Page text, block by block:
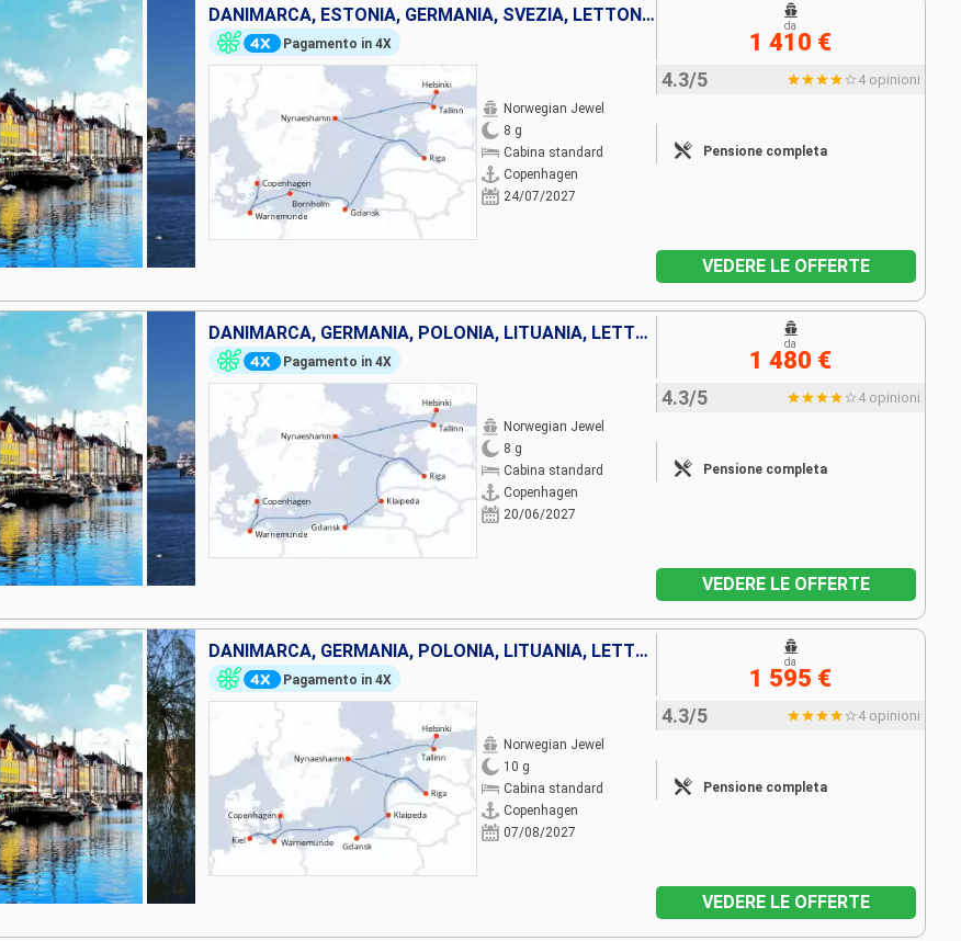
DANIMARCA, ESTONIA, GERMANIA, SVEZIA, LETTONIA, FINLANDIA, POLONIA
Pagamento in 4X
Norwegian Jewel
8 g
Cabina standard
Copenhagen
24/07/2027
4.3/5 4 opinioni
Pensione completa
da
1 410 €
VEDERE LE OFFERTE
DANIMARCA, GERMANIA, POLONIA, LITUANIA, LETTONIA, SVEZIA, ESTONIA, FINLANDIA
Pagamento in 4X
Norwegian Jewel
8 g
Cabina standard
Copenhagen
20/06/2027
4.3/5 4 opinioni
Pensione completa
da
1 480 €
VEDERE LE OFFERTE
DANIMARCA, GERMANIA, POLONIA, LITUANIA, LETTONIA, SVEZIA, ESTONIA, FINLANDIA
Pagamento in 4X
Norwegian Jewel
10 g
Cabina standard
Copenhagen
07/08/2027
4.3/5 4 opinioni
Pensione completa
da
1 595 €
VEDERE LE OFFERTE